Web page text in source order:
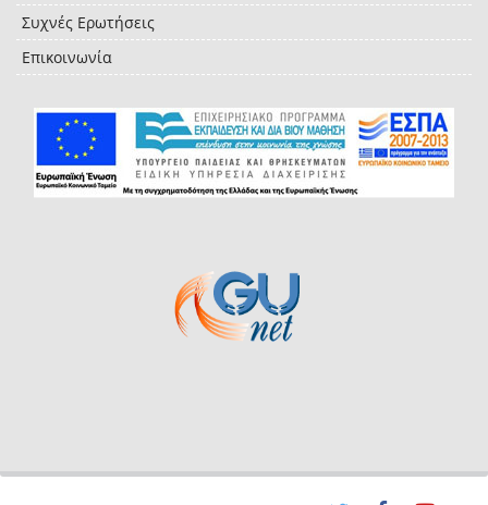
Συχνές Ερωτήσεις
Επικοινωνία